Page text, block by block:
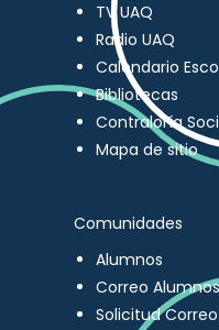
TV UAQ
Radio UAQ
Calendario
Bibliotecas
Contraloría
Mapa de sitio
Comunidades
Alumnos
Correo
Solicitud Correo